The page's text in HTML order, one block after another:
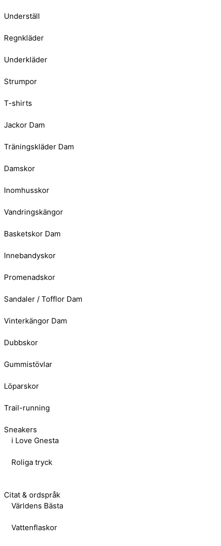
Underställ
Regnkläder
Underkläder
Strumpor
T-shirts
Jackor Dam
Träningskläder Dam
Damskor
Inomhusskor
Vandringskängor
Basketskor Dam
Innebandyskor
Promenadskor
Sandaler / Tofflor Dam
Vinterkängor Dam
Dubbskor
Gummistövlar
Löparskor
Trail-running
Sneakers
i Love Gnesta
Roliga tryck
Citat & ordspråk
Världens Bästa
Vattenflaskor